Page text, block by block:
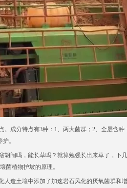
成分特点有3种：1、两大菌群；2、全层含种
。
闹吗，能长草吗？就算勉强长出来草了，下
菌植物护坡的原理。
造土壤中添加了加速岩石风化的厌氧菌群和